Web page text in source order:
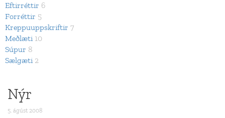
Eftirréttir 6
Forréttir 5
Kreppuuppskriftir 7
Meðlæti 10
Súpur 8
Sælgæti 2
Nýr
5. ágúst 2008